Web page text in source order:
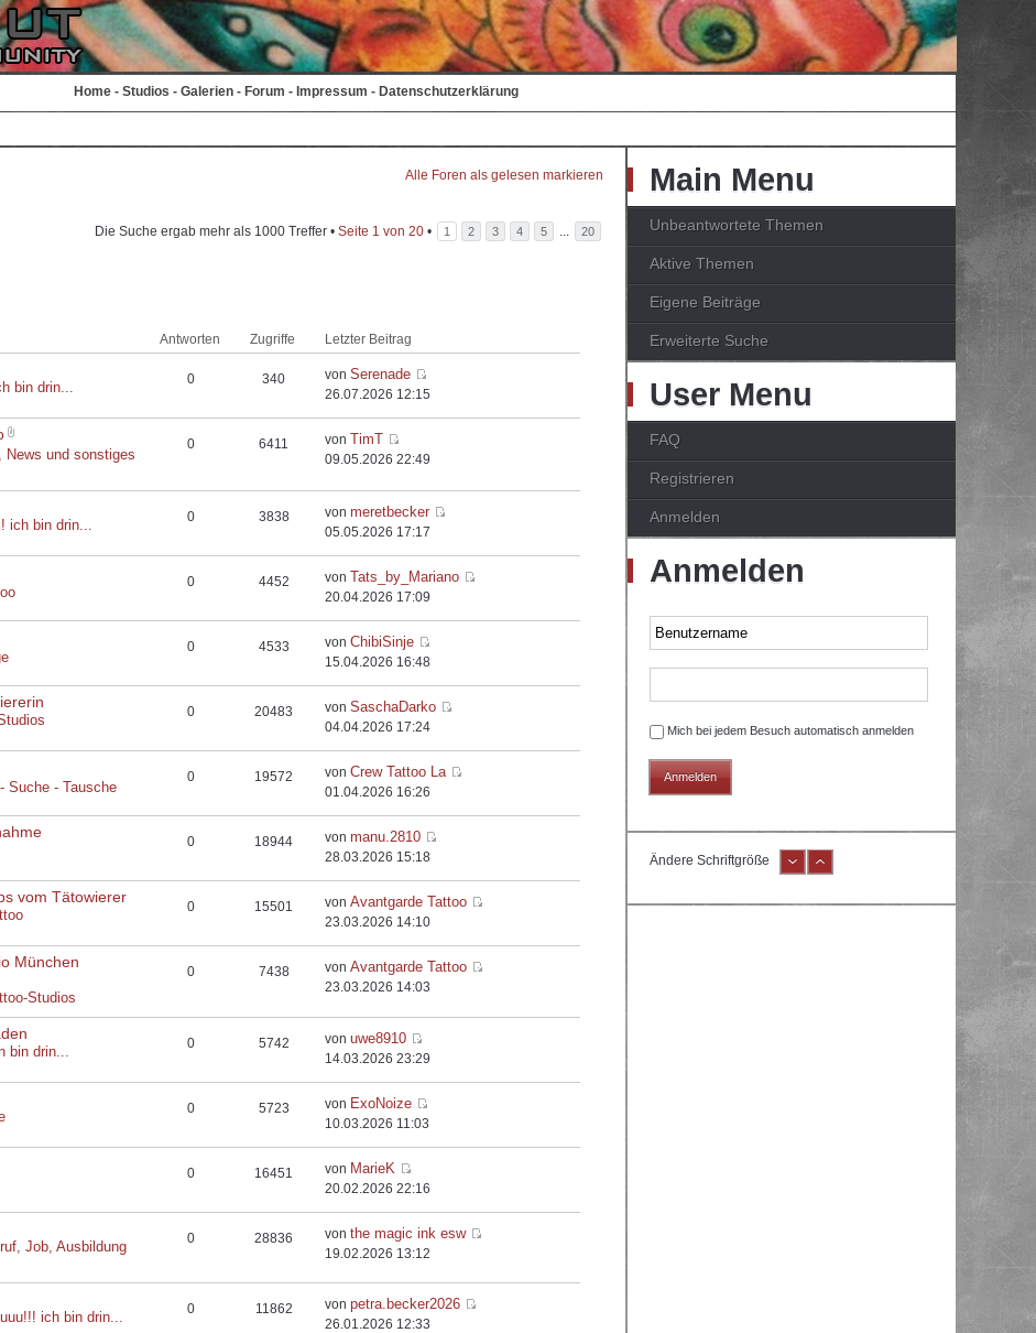
Home - Studios - Galerien - Forum - Impressum - Datenschutzerklärung
Alle Foren als gelesen markieren
Die Suche ergab mehr als 1000 Treffer • Seite 1 von 20 • 1 2 3 4 5 ... 20
Antworten Zugriffe Letzter Beitrag
bin drin... 0 340 vonSerenade
26.07.2026 12:15
News und sonstiges
0 6411 von TimT
09.05.2026 22:49
ich bin drin... 0 3838 vonmeretbecker
05.05.2026 17:17
0 4452 von Tats_by_Mariano
20.04.2026 17:09
0 4533 vonChibiSinje
15.04.2026 16:48
0 20483 vonSaschaDarko
04.04.2026 17:24
Suche - Tausche
0 19572 vonCrew Tattoo La
01.04.2026 16:26
0 18944 vonmanu.2810
28.03.2026 15:18
vom Tätowierer
0 15501 vonAvantgarde Tattoo
23.03.2026 14:10
München
Studios
0 7438 vonAvantgarde Tattoo
23.03.2026 14:03
bin drin... 0 5742 vonuwe8910
14.03.2026 23:29
0 5723 von ExoNoize
10.03.2026 11:03
0 16451 von MarieK
20.02.2026 22:16
Job, Ausbildung
0 28836 vonthe magic ink esw
19.02.2026 13:12
ich bin drin... 0 11862 vonpetra.becker2026
26.01.2026 12:33
Main Menu
Unbeantwortete Themen
Aktive Themen
Eigene Beiträge
Erweiterte Suche
User Menu
FAQ
Registrieren
Anmelden
Anmelden
Mich bei jedem Besuch automatisch anmelden
Ändere Schriftgröße